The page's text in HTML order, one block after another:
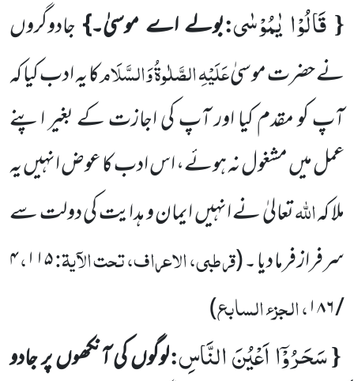
{ قَالُوْا یٰمُوْسٰى:بولے اے موسیٰ۔} جادوگروں
نے حضرت موسیٰعَلَیْہِ الصَّلٰوۃُ وَالسَّلَامکا یہ ادب کیا کہ
آپ کو مقدمکیا اور آپ کی اجازت کے بغیر اپنے
عمل میں مشغول نہ ہوئے، اس ادب کا عوض انہیں یہ
ملا کہاللہتعالیٰ نے انہیں ایمانو ہدایت کی دولت سے
سرفراز فرما دیا ۔(قرطبی، الاعراف، تحت الآیۃ:۱۱۵،۴
/۱۸۶، الجزء السابع)
{سَحَرُوْۤا اَعْیُنَ النَّاسِ:لوگوں کی آنکھوں پر جادو